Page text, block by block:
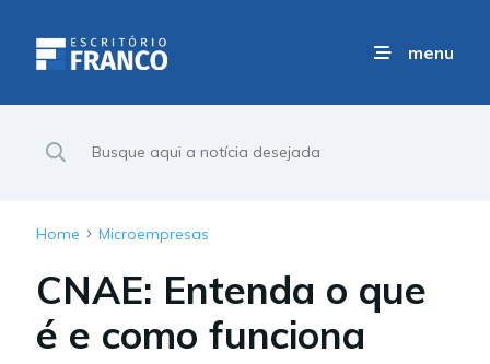
menu
Home Microempresas
CNAE: Entenda o que
é e como funciona